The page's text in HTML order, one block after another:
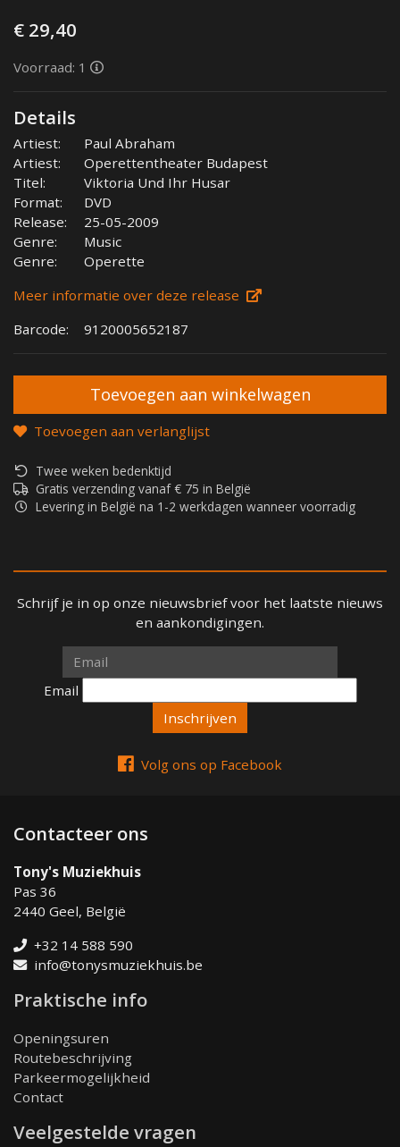
€ 29,40
Voorraad: 1
Details
Artiest:
Paul Abraham
Artiest:
Operettentheater Budapest
Titel:
Viktoria Und Ihr Husar
Format:
DVD
Release:
25-05-2009
Genre:
Music
Genre:
Operette
Meer informatie over deze release
Barcode:
9120005652187
Toevoegen aan verlanglijst
Twee weken bedenktijd
Gratis verzending vanaf € 75 in België
Levering in België na 1-2 werkdagen wanneer voorradig
Schrijf je in op onze nieuwsbrief voor het laatste nieuws
en aankondigingen.
Email
Email
Volg ons op Facebook
Contacteer ons
Tony's Muziekhuis
Pas 36
2440 Geel, België
+32 14 588 590
info@tonysmuziekhuis.be
Praktische info
Openingsuren
Routebeschrijving
Parkeermogelijkheid
Contact
Veelgestelde vragen